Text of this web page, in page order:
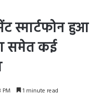
स्मार्टफोन हुआ
समेत कई
PM 1 minute read